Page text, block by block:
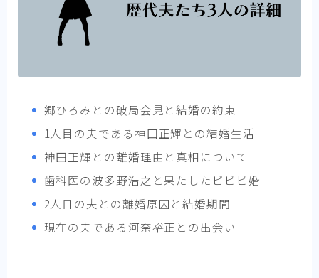
郷ひろみとの破局会見と結婚の約束
1人目の夫である神田正輝との結婚生活
神田正輝との離婚理由と真相について
歯科医の波多野浩之と果たしたビビビ婚
2人目の夫との離婚原因と結婚期間
現在の夫である河奈裕正との出会い